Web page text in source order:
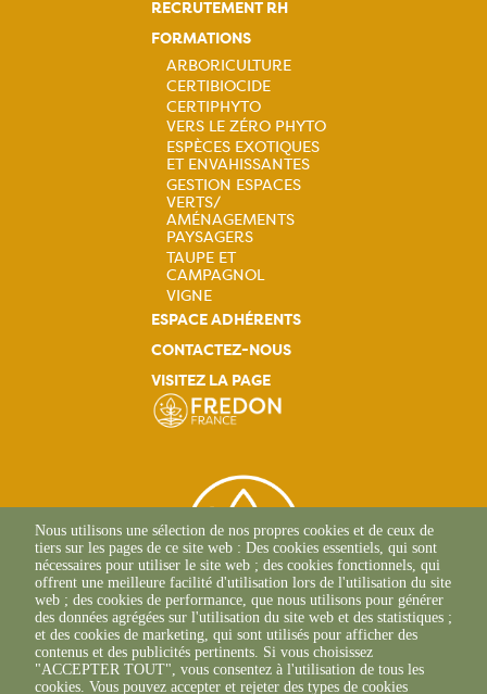
RECRUTEMENT RH
FORMATIONS
Navigation
principale
ARBORICULTURE
CERTIBIOCIDE
CERTIPHYTO
VERS LE ZÉRO PHYTO
ESPÈCES EXOTIQUES
ET ENVAHISSANTES
GESTION ESPACES
VERTS/
AMÉNAGEMENTS
PAYSAGERS
TAUPE ET
CAMPAGNOL
VIGNE
ESPACE ADHÉRENTS
CONTACTEZ-NOUS
VISITEZ LA PAGE
2 Allée Du Lazio
69800 SAINT-PRIEST
Nous utilisons une sélection de nos propres cookies et de ceux de
tiers sur les pages de ce site web : Des cookies essentiels, qui sont
nécessaires pour utiliser le site web ; des cookies fonctionnels, qui
offrent une meilleure facilité d'utilisation lors de l'utilisation du site
web ; des cookies de performance, que nous utilisons pour générer
des données agrégées sur l'utilisation du site web et des statistiques ;
et des cookies de marketing, qui sont utilisés pour afficher des
contenus et des publicités pertinents. Si vous choisissez
"ACCEPTER TOUT", vous consentez à l'utilisation de tous les
cookies. Vous pouvez accepter et rejeter des types de cookies